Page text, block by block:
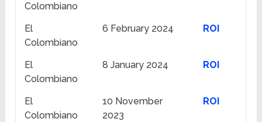
Colombiano
El
Colombiano
6 February 2024 ROI
El
Colombiano
8 January 2024 ROI
El
Colombiano
10 November
2023
ROI